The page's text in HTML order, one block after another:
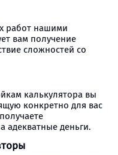
работ нашими
вам получение
сложностей со
калькулятора вы
конкретно для вас
адекватные деньги.